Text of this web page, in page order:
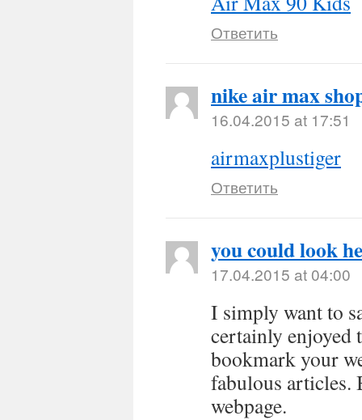
Ответить
nike air max
16.04.2015 at 17:51
airmaxplustiger
Ответить
you could look
17.04.2015 at 04:00
I simply want to
certainly enjoyed
bookmark your
fabulous articles.
webpage.